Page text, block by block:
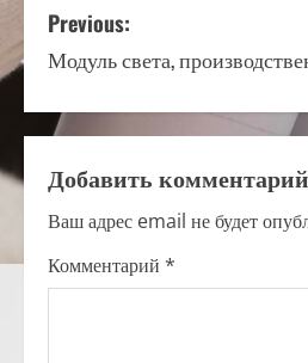
P
o
s
t
n
a
Previous:
Модуль света,
Добавить комментарий
Ваш адрес email не будет
Комментарий *